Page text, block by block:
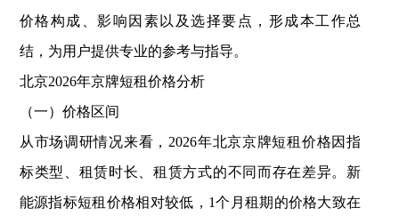
价格构成、影响因素以及选择要点，形成本工作总
结，为用户提供专业的参考与指导。
北京2026年京牌短租价格分析
（一）价格区间
从市场调研情况来看，2026年北京京牌短租价格因指
标类型、租赁时长、租赁方式的不同而存在差异。新
能源指标短租价格相对较低，1个月租期的价格大致在